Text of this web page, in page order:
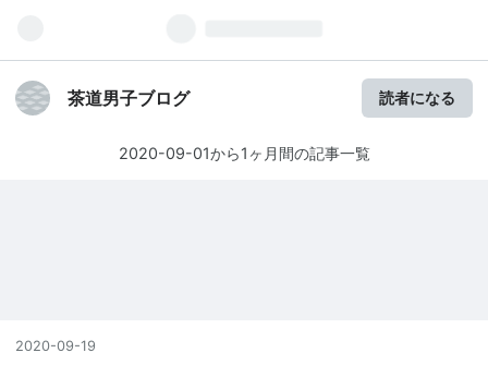
茶道男子ブログ 読者になる
2020-09-01から1ヶ月間の記事一覧
2020-09-19